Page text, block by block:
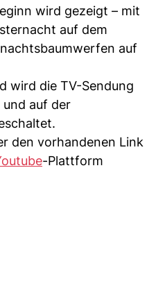
wird gezeigt – mit
auf dem
auf
wird die TV-Sendung
und auf der
den vorhandenen Link
-Plattform